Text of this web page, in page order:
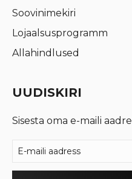
Soovinimekiri
Lojaalsusprogramm
Allahindlused
UUDISKIRI
Sisesta oma e-maili